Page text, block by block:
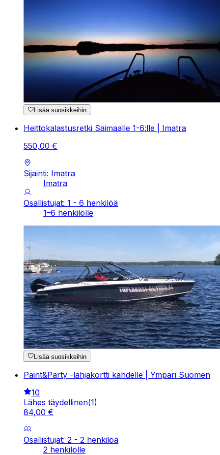
Lisää suosikkeihin
Heittokalastusretki Saimaalle 1-6:lle | Imatra
550,00 €
Sijainti: Imatra
Imatra
Osallistujat: 1 - 6 henkilöä
1–6 henkilölle
Lisää suosikkeihin
Paint&Party -lahjakortti kahdelle | Ympäri Suomen
10
Lähes täydellinen(1)
84,00 €
Osallistujat: 2 - 2 henkilöä
2 henkilölle